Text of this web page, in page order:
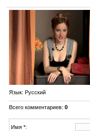
Язык: Русский
Всего комментариев: 0
Имя *: